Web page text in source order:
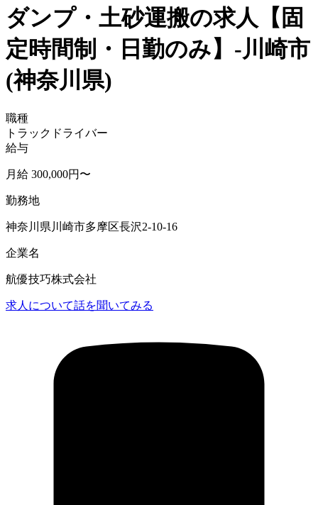
ダンプ・土砂運搬の求人【固
定時間制・日勤のみ】-川崎市
(神奈川県)
職種
トラックドライバー
給与
月給 300,000円〜
勤務地
神奈川県川崎市多摩区長沢2-10-16
企業名
航優技巧株式会社
求人について話を聞いてみる